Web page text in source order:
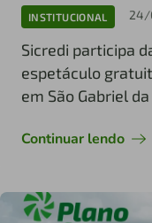
INSTITUCIONAL 24/
Sicredi participa
espetáculo
em São Gabriel
Continuar lendo